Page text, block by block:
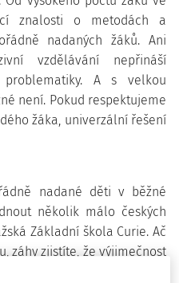
znalosti o metodách a
nadaných žáků. Ani
vzdělávání nepřináší
A s velkou
není. Pokud respektujeme
žáka, univerzální řešení
nadané děti v běžné
několik málo českých
Základní škola Curie. Ač
záhy zjistíte, že výjimečnost